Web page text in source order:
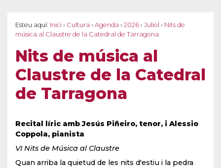
Esteu aquí: Inici › Cultura › Agenda › 2026 › Juliol › Nits de
música al Claustre de la Catedral de Tarragona
Nits de música al
Claustre de la Catedral
de Tarragona
Recital líric amb Jesús Piñeiro, tenor, i Alessio
Coppola, pianista
VI Nits de Música al Claustre
Quan arriba la quietud de les nits d'estiu i la pedra